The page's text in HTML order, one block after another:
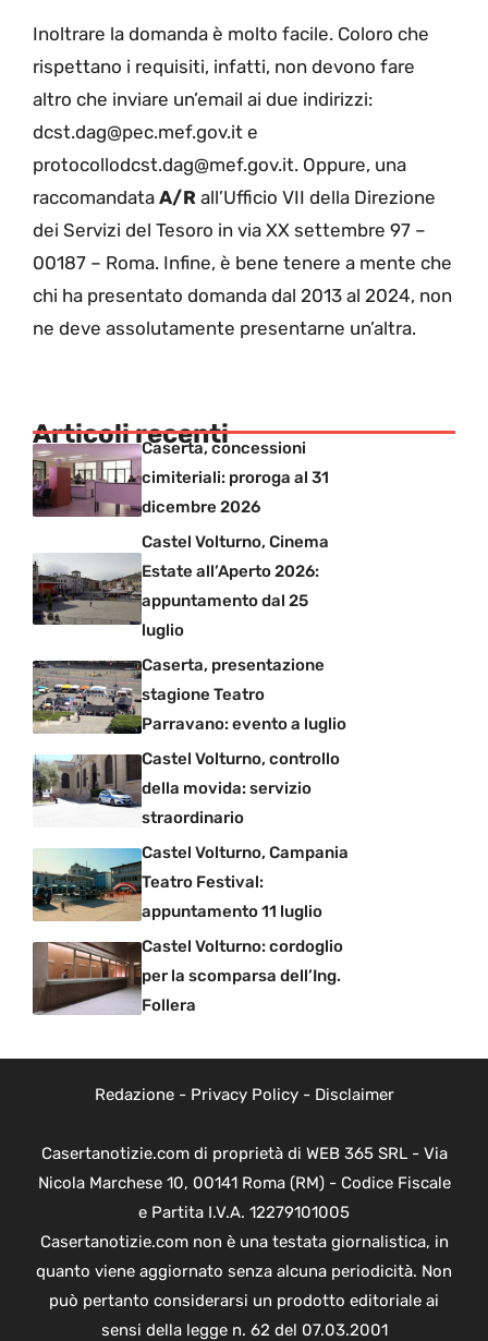
Inoltrare la domanda è molto facile. Coloro che
rispettano i requisiti, infatti, non devono fare
altro che inviare un’email ai due indirizzi:
dcst.dag@pec.mef.gov.it e
protocollodcst.dag@mef.gov.it. Oppure, una
raccomandata A/R all’Ufficio VII della Direzione
dei Servizi del Tesoro in via XX settembre 97 –
00187 – Roma. Infine, è bene tenere a mente che
chi ha presentato domanda dal 2013 al 2024, non
ne deve assolutamente presentarne un’altra.
Articoli recenti
Caserta, concessioni
cimiteriali: proroga al 31
dicembre 2026
Castel Volturno, Cinema
Estate all’Aperto 2026:
appuntamento dal 25
luglio
Caserta, presentazione
stagione Teatro
Parravano: evento a luglio
Castel Volturno, controllo
della movida: servizio
straordinario
Castel Volturno, Campania
Teatro Festival:
appuntamento 11 luglio
Castel Volturno: cordoglio
per la scomparsa dell’Ing.
Follera
Redazione- Privacy Policy- Disclaimer
Casertanotizie.com di proprietà di WEB 365 SRL - Via
Nicola Marchese 10, 00141 Roma (RM) - Codice Fiscale
e Partita I.V.A. 12279101005
Casertanotizie.com non è una testata giornalistica, in
quanto viene aggiornato senza alcuna periodicità. Non
può pertanto considerarsi un prodotto editoriale ai
sensi della legge n. 62 del 07.03.2001